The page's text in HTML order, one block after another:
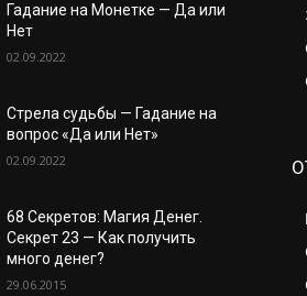
Гадание на Монетке — Да или
Нет
02.09.2022
Стрела судьбы — Гадание на
вопрос «Да или Нет»
02.09.2022
68 Секретов: Магия Денег.
Секрет 23 — Как получить
много денег?
29.06.2015